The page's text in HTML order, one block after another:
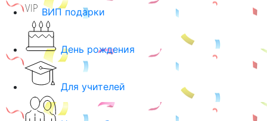
ВИП подарки
День рождения
Для учителей